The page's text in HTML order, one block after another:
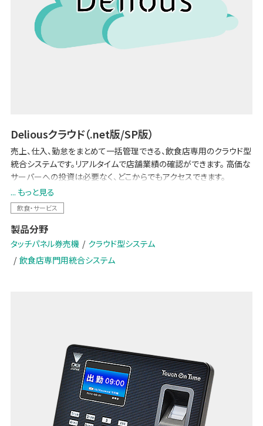
Deliousクラウド（.net版/SP版）
売上、仕入、勤怠をまとめて一括管理できる、飲食店専用のクラウド型
統合システムです。リアルタイムで店舗業績の確認ができます。 高価な
サーバーへの投資は必要なく、どこからでもアクセスできます。
【2024 改刷・新紙幣対応】
... もっと見る
飲食・サービス
製品分野
タッチパネル券売機
クラウド型システム
飲食店専門用統合システム